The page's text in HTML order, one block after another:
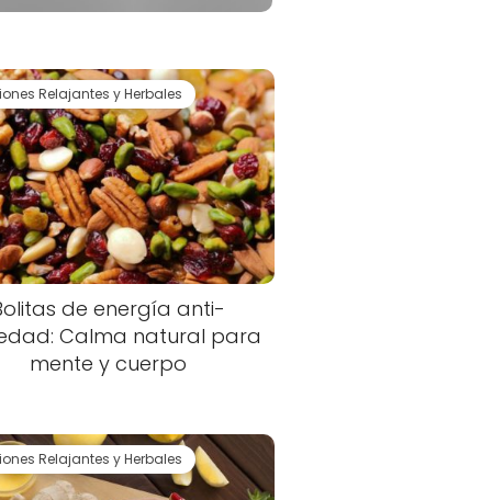
Relajantes y Herbales
de energía anti-
Calma natural para
mente y cuerpo
Relajantes y Herbales